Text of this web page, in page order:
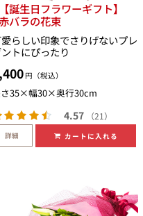
【誕生日フラワーギフト】
バラの花束
らしい印象でさりげないプレ
トにぴったり
円（税込）
35×幅30×奥行30cm
4.57 （21）
詳細 カートに入れる